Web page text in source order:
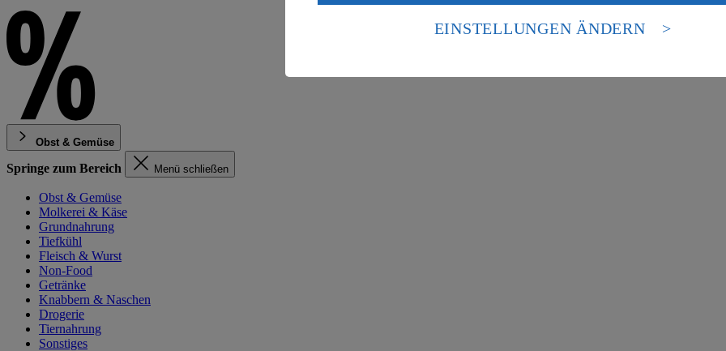
Obst & Gemüse
Springe zum Bereich Menü schließen
Obst & Gemüse
Molkerei & Käse
Grundnahrung
Tiefkühl
Fleisch & Wurst
Non-Food
Getränke
Knabbern & Naschen
Drogerie
Tiernahrung
Sonstiges
einem nach europäischen Standards nicht angemessenen Datenschutzniveau an. Es
Risiko eines Zugriffs durch US-amerikanische Behörden.
EINSTELLUNGEN ÄNDERN